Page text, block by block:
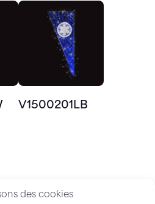
des cookies
V1500201LB